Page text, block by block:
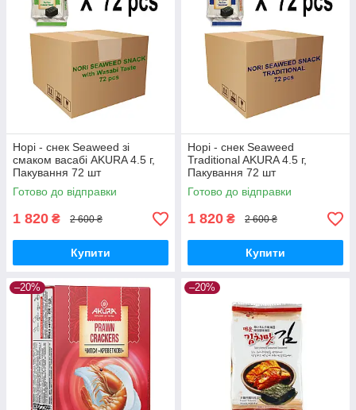
Норі - снек Seaweed зі
смаком васабі AKURA 4.5 г,
Пакування 72 шт
Готово до відправки
1 820 ₴ 2 600 ₴
Купити
Норі - снек Seaweed
Traditional AKURA 4.5 г,
Пакування 72 шт
Готово до відправки
1 820 ₴ 2 600 ₴
Купити
–20% –20%